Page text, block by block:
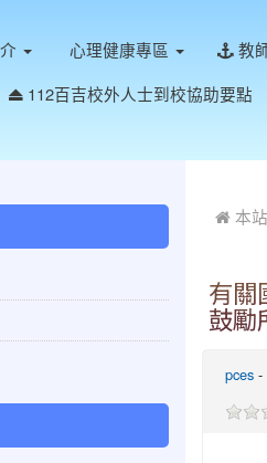
心理健康專區 教
112百吉校外人士到校協助要點
本
有關
鼓勵
pces-